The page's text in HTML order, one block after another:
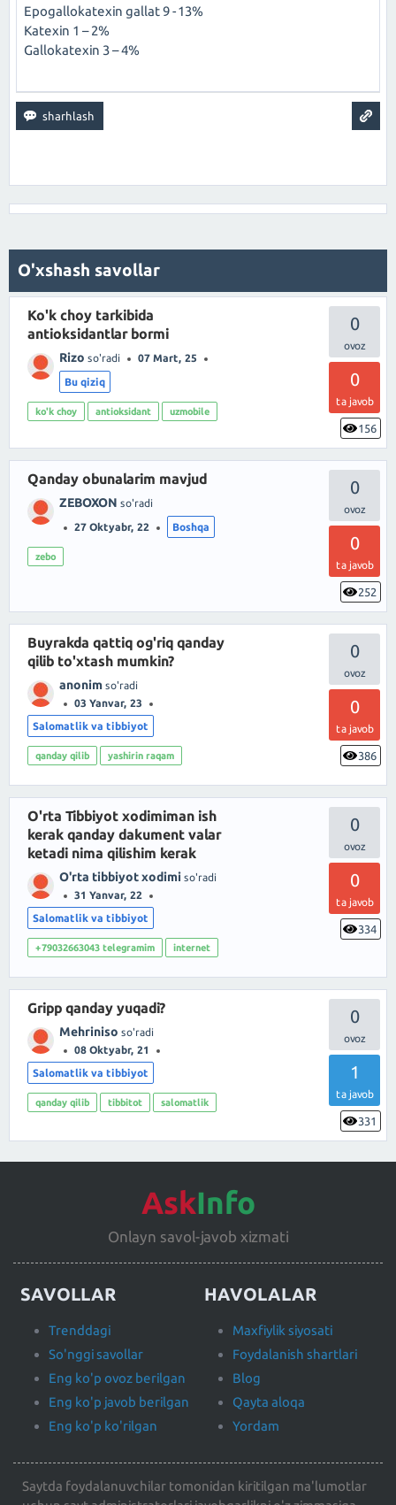
Epogallokatexin gallat 9 -13%
Katexin 1 – 2%
Gallokatexin 3 – 4%
O'xshash savollar
0
0
ta javob
156
Ko'k choy tarkibida
antioksidantlar bormi
Rizo so'radi 07 Mart, 25
Bu qiziq
ko'k choy antioksidant uzmobile
0
0
ta javob
252
Qanday obunalarim mavjud
ZEBOXON so'radi
27 Oktyabr, 22 Boshqa
zebo
0
0
ta javob
386
Buyrakda qattiq og'riq qanday
qilib to'xtash mumkin?
anonim so'radi
03 Yanvar, 23
Salomatlik va tibbiyot
qanday qilib yashirin raqam
0
0
ta javob
334
O'rta Tibbiyot xodimiman ish
kerak qanday dakument valar
ketadi nima qilishim kerak
O'rta tibbiyot xodimi so'radi
31 Yanvar, 22
Salomatlik va tibbiyot
+79032663043 telegramim internet
0
1
ta javob
331
Gripp qanday yuqadi?
Mehriniso so'radi
08 Oktyabr, 21
Salomatlik va tibbiyot
qanday qilib tibbitot salomatlik
AskInfo
Onlayn savol-javob xizmati
SAVOLLAR
Trenddagi
So'nggi savollar
Eng ko'p ovoz berilgan
Eng ko'p javob berilgan
Eng ko'p ko'rilgan
HAVOLALAR
Maxfiylik siyosati
Foydalanish shartlari
Blog
Qayta aloqa
Yordam
Saytda foydalanuvchilar tomonidan kiritilgan ma'lumotlar